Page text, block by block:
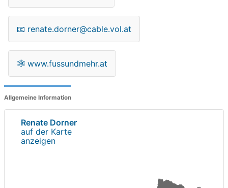
📧 renate.dorner@cable.vol.at
🕸 www.fussundmehr.at
Allgemeine Information
Renate Dorner
auf der Karte
anzeigen